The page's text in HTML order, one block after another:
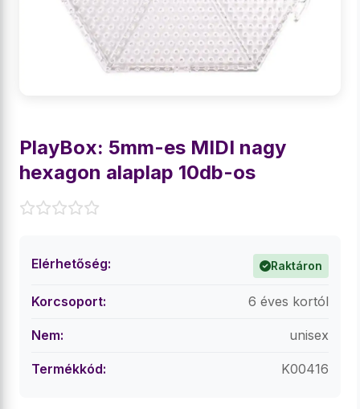
PlayBox: 5mm-es MIDI nagy
hexagon alaplap 10db-os
Elérhetőség: Raktáron
Korcsoport: 6 éves kortól
Nem: unisex
Termékkód: K00416